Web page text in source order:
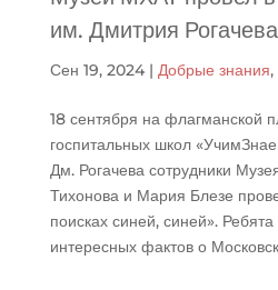
им. Дмитрия
Сен 19, 2024| Добрые знания,
18 сентября на флагманской
госпитальных школ
Дм. Рогачева сотрудники
Тихонова и Мария Блезе
поисках синей, синей».
интересных фактов о